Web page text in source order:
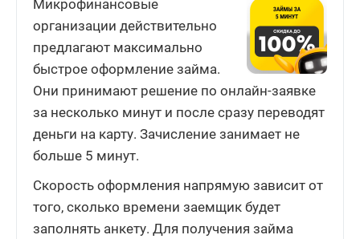
Микрофинансовые
организации действительно
предлагают максимально
быстрое оформление займа.
Они принимают решение по онлайн-заявке
за несколько минут и после сразу переводят
деньги на карту. Зачисление занимает не
больше 5 минут.
Скорость оформления напрямую зависит от
того, сколько времени заемщик будет
заполнять анкету. Для получения займа